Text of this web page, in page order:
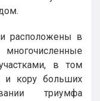
расположены в
в том
и кору больших
триумфа